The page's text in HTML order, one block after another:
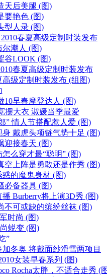
天后美腿 (图)
要艳色 (图)
型人录 (图)
2010春夏高级定制时装发布
潮人 (图)
谷LOOK (图)
春夏高级定制时装发布
高级定制时装发布 (组图)
10早春摩登达人 (图)
摆大衣 淑媛当季最爱
” 情人节搭配惹人爱 (图)
戴虎头项链气势十足 (图)
迎接春天 (图)
么穿才最“聪明” (图)
空上阵是勇敢还是作秀 (图)
的魔鬼身材 (图)
必备器具 (图)
Burberry将上演3D秀 (图)
不可或缺的缤纷丝袜 (图)
时尚 (图)
蜕变 (图)
”
冬奥 将戴面纱滑雪两项目
女装早春系列 (图)
Rocha太胖，不适合走秀 (